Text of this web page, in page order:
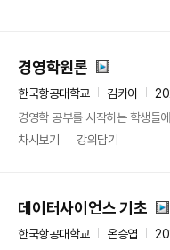
경영학원론
한국항공대학교 김카이
경영학 공부를 시작하는 학생들
차시보기
강의담기
데이터사이언스 기초
한국항공대학교 온승엽